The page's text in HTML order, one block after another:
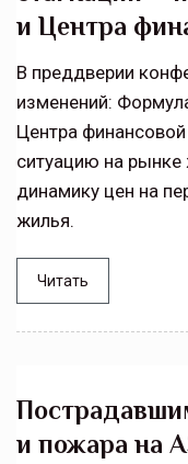
и Центра
В преддверии
изменений:
Центра
ситуацию на
динамику цен на
жилья.
Читать
и пожара на